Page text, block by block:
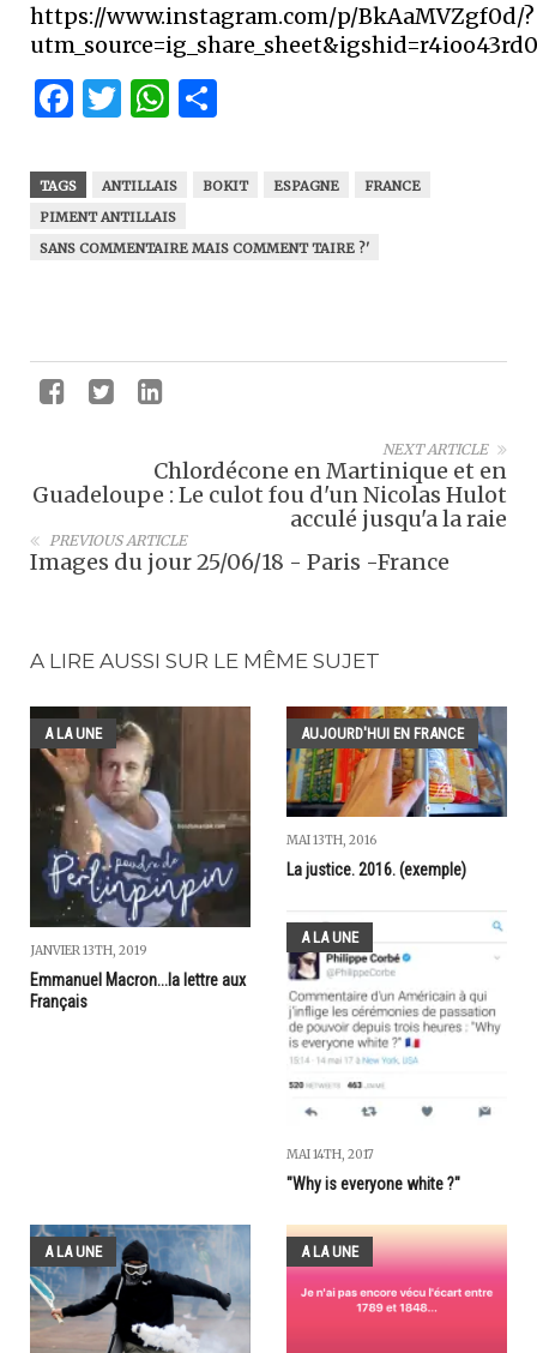
https://www.instagram.com/p/BkAaMVZgf0d/?
Facebook
Twitter
WhatsApp
TAGS ANTILLAIS BOKIT ESPAGNE
FRANCE
PIMENT ANTILLAIS
SANS COMMENTAIRE MAIS COMMENT TAIRE ?'
NEXT ARTICLE
Chlordécone en Martinique et en
Guadeloupe : Le culot fou d'un Nicolas Hulot
acculé jusqu'a la raie
PREVIOUS ARTICLE
Images du jour 25/06/18 - Paris -France
A LIRE AUSSI SUR LE MÊME SUJET
A LA UNE
JANVIER 13TH, 2019
Emmanuel Macron...la lettre aux
Français
AUJOURD'HUI EN FRANCE
MAI 13TH, 2016
La justice. 2016. (exemple)
A LA UNE
MAI 14TH, 2017
"Why is everyone white ?"
A LA UNE A LA UNE